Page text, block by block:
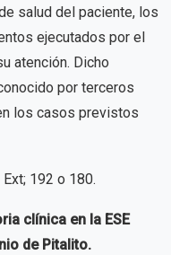
salud del paciente, los
ejecutados por el
atención. Dicho
por terceros
los casos previstos
192 o 180.
clínica en la ESE
de Pitalito.